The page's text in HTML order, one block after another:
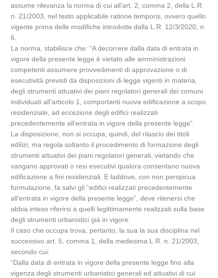
assume rilevanza la norma di cui all’art. 2, comma 2, della L.R.
n. 21/2003, nel testo applicabile ratione temporis, ovvero quello
vigente prima delle modifiche introdotte dalla L.R. 12/3/2020, n.
6.
La norma, stabilisce che: “A decorrere dalla data di entrata in
vigore della presente legge è vietato alle amministrazioni
competenti assumere provvedimenti di approvazione o di
esecutività previsti da disposizioni di legge vigenti in materia,
degli strumenti attuativi dei piani regolatori generali dei comuni
individuati all’articolo 1, comportanti nuova edificazione a scopo
residenziale, ad eccezione degli edifici realizzati
precedentemente all’entrata in vigore della presente legge”.
La disposizione, non si occupa, quindi, del rilascio dei titoli
edilizi, ma regola soltanto il procedimento di formazione degli
strumenti attuativi dei piani regolatori generali, vietando che
vangano approvati o resi esecutivi qualora consentano nuova
edificazione a fini residenziali. E laddove, con non perspicua
formulazione, fa salvi gli “edifici realizzati precedentemente
all’entrata in vigore della presente legge”, deve ritenersi che
abbia inteso riferirsi a quelli legittimamente realizzati sulla base
degli strumenti urbanistici già in vigore.
Il caso che occupa trova, pertanto, la sua la sua disciplina nel
successivo art. 5, comma 1, della medesima L.R. n. 21/2003,
secondo cui:
“Dalla data di entrata in vigore della presente legge fino alla
vigenza degli strumenti urbanistici generali ed attuativi di cui